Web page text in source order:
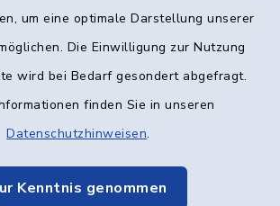
um eine optimale Darstellung unserer
Die Einwilligung zur Nutzung
wird bei Bedarf gesondert abgefragt.
finden Sie in unseren
Datenschutzhinweisen.
Kenntnis genommen
Kontakt
Datenschutz